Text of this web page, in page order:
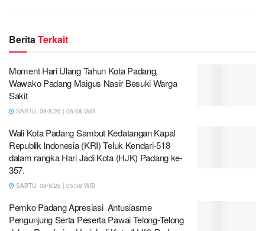
BeritaTerkait
Moment Hari Ulang Tahun Kota Padang,
Wawako Padang Maigus Nasir Besuki Warga
Sakit
SABTU, 08/8/26 | 06:08 WIB
Wali Kota Padang Sambut Kedatangan Kapal
Republik Indonesia (KRI) Teluk Kendari-518
dalam rangka Hari Jadi Kota (HJK) Padang ke-
357.
SABTU, 08/8/26 | 05:58 WIB
Pemko Padang Apresiasi Antusiasme
Pengunjung Serta Peserta Pawai Telong-Telong